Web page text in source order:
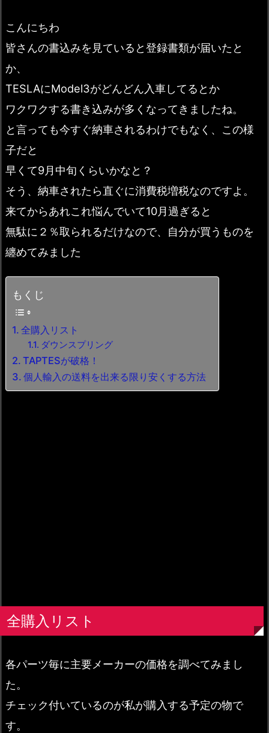
こんにちわ
皆さんの書込みを見ていると登録書類が届いたと
か、
TESLAにModel3がどんどん入車してるとか
ワクワクする書き込みが多くなってきましたね。
と言っても今すぐ納車されるわけでもなく、この様
子だと
早くて9月中旬くらいかなと？
そう、納車されたら直ぐに消費税増税なのですよ。
来てからあれこれ悩んでいて10月過ぎると
無駄に２％取られるだけなので、自分が買うものを
纏めてみました
もくじ
全購入リスト
ダウンスプリング
TAPTESが破格！
個人輸入の送料を出来る限り安くする方法
全購入リスト
各パーツ毎に主要メーカーの価格を調べてみまし
た。
チェック付いているのが私が購入する予定の物で
す。